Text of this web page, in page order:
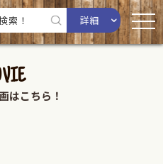
詳細
はこちら！